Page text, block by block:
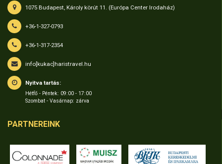
1075 Budapest, Károly körút 11. (Európa Center Irodaház)
+36-1-327-0793
+36-1-317-2354
info[kukac]haristravel.hu
Nyitva tartás:
Hétfő - Péntek: 09:00 - 17:00
Szombat - Vasárnap: zárva
PARTNEREINK